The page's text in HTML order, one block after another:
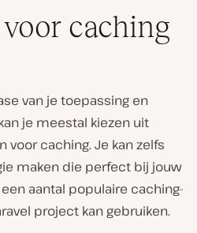
caching
van je toepassing en
je meestal kiezen uit
caching. Je kan zelfs
maken die perfect bij jouw
aantal populaire caching-
project kan gebruiken.